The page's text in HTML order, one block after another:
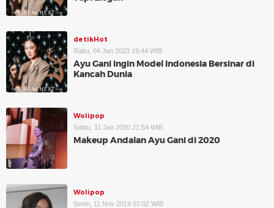
detikHot
Rabu, 04 Jan 2023 19:44 WIB
Ayu Gani Ingin Model Indonesia Bersinar di
Kancah Dunia
Wolipop
Sabtu, 11 Jan 2020 21:54 WIB
Makeup Andalan Ayu Gani di 2020
Wolipop
Senin, 11 Nov 2019 07:02 WIB